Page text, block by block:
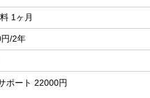
1ヶ月
円/2年
サポート 22000円